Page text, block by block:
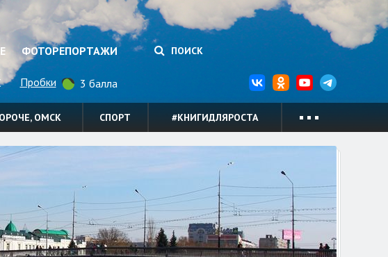
ФОТОРЕПОРТАЖИ ПОИСК
Пробки 3 балла
ОМСК СПОРТ #КНИГИДЛЯРОСТА